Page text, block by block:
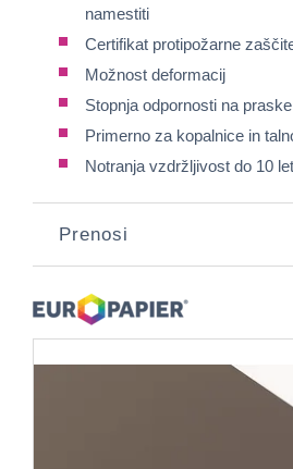
namestiti
Certifikat protipožarne
Možnost deformacij
Stopnja odpornosti na
Primerno za kopalnice in
Notranja vzdržljivost do 10 let
Prenosi